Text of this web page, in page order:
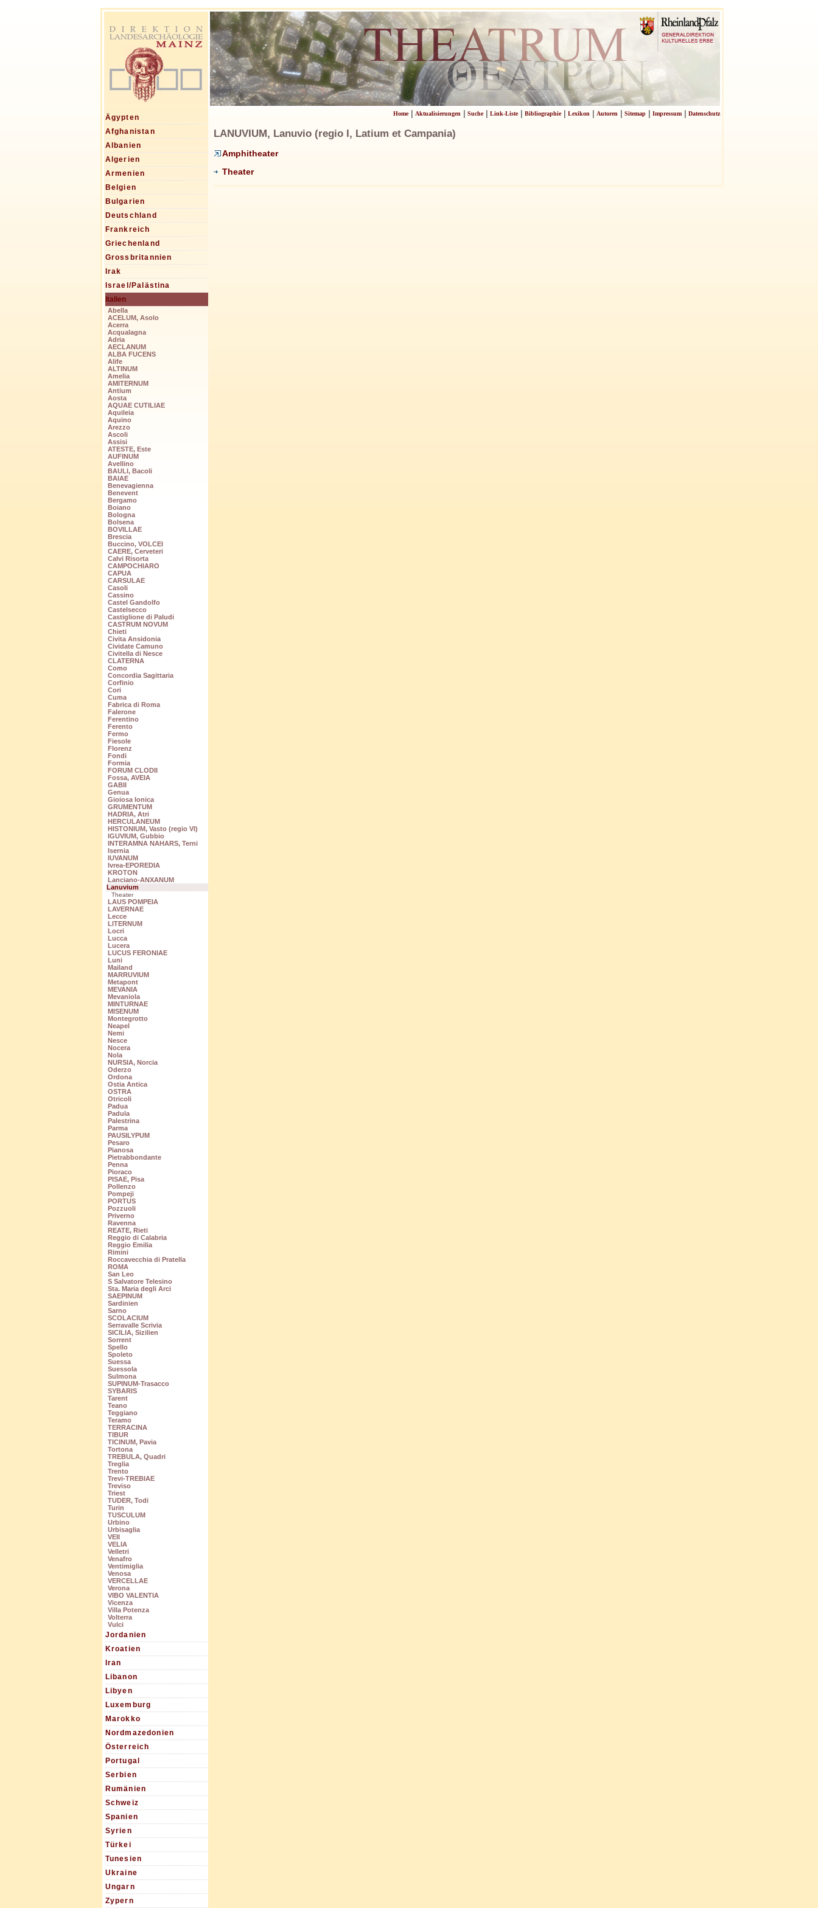
Ägypten
Afghanistan
Albanien
Algerien
Armenien
Belgien
Bulgarien
Deutschland
Frankreich
Griechenland
Grossbritannien
Irak
Israel/Palästina
Italien
Abella
ACELUM, Asolo
Acerra
Acqualagna
Adria
AECLANUM
ALBA FUCENS
Alife
ALTINUM
Amelia
AMITERNUM
Antium
Aosta
AQUAE CUTILIAE
Aquileia
Aquino
Arezzo
Ascoli
Assisi
ATESTE, Este
AUFINUM
Avellino
BAULI, Bacoli
BAIAE
Benevagienna
Benevent
Bergamo
Boiano
Bologna
Bolsena
BOVILLAE
Brescia
Buccino, VOLCEI
CAERE, Cerveteri
Calvi Risorta
CAMPOCHIARO
CAPUA
CARSULAE
Casoli
Cassino
Castel Gandolfo
Castelsecco
Castiglione di Paludi
CASTRUM NOVUM
Chieti
Civita Ansidonia
Cividate Camuno
Civitella di Nesce
CLATERNA
Como
Concordia Sagittaria
Corfinio
Cori
Cuma
Fabrica di Roma
Falerone
Ferentino
Ferento
Fermo
Fiesole
Florenz
Fondi
Formia
FORUM CLODII
Fossa, AVEIA
GABII
Genua
Gioiosa Ionica
GRUMENTUM
HADRIA, Atri
HERCULANEUM
HISTONIUM, Vasto (regio VI)
IGUVIUM, Gubbio
INTERAMNA NAHARS, Terni
Isernia
IUVANUM
Ivrea-EPOREDIA
KROTON
Lanciano-ANXANUM
Lanuvium
Theater
LAUS POMPEIA
LAVERNAE
Lecce
LITERNUM
Locri
Lucca
Lucera
LUCUS FERONIAE
Luni
Mailand
MARRUVIUM
Metapont
MEVANIA
Mevaniola
MINTURNAE
MISENUM
Montegrotto
Neapel
Nemi
Nesce
Nocera
Nola
NURSIA, Norcia
Oderzo
Ordona
Ostia Antica
OSTRA
Otricoli
Padua
Padula
Palestrina
Parma
PAUSILYPUM
Pesaro
Pianosa
Pietrabbondante
Penna
Pioraco
PISAE, Pisa
Pollenzo
Pompeji
PORTUS
Pozzuoli
Priverno
Ravenna
REATE, Rieti
Reggio di Calabria
Reggio Emilia
Rimini
Roccavecchia di Pratella
ROMA
San Leo
S Salvatore Telesino
Sta. Maria degli Arci
SAEPINUM
Sardinien
Sarno
SCOLACIUM
Serravalle Scrivia
SICILIA, Sizilien
Sorrent
Spello
Spoleto
Suessa
Suessola
Sulmona
SUPINUM-Trasacco
SYBARIS
Tarent
Teano
Teggiano
Teramo
TERRACINA
TIBUR
TICINUM, Pavia
Tortona
TREBULA, Quadri
Treglia
Trento
Trevi-TREBIAE
Treviso
Triest
TUDER, Todi
Turin
TUSCULUM
Urbino
Urbisaglia
VEII
VELIA
Velletri
Venafro
Ventimiglia
Venosa
VERCELLAE
Verona
VIBO VALENTIA
Vicenza
Villa Potenza
Volterra
Vulci
Jordanien
Kroatien
Iran
Libanon
Libyen
Luxemburg
Marokko
Nordmazedonien
Österreich
Portugal
Serbien
Rumänien
Schweiz
Spanien
Syrien
Türkei
Tunesien
Ukraine
Ungarn
Zypern
Home| Aktualisierungen| Suche| Link-Liste| Bibliographie| Lexikon| Autoren| Sitemap| Impressum| Datenschutz
LANUVIUM, Lanuvio (regio I, Latium et Campania)
Amphitheater
Theater